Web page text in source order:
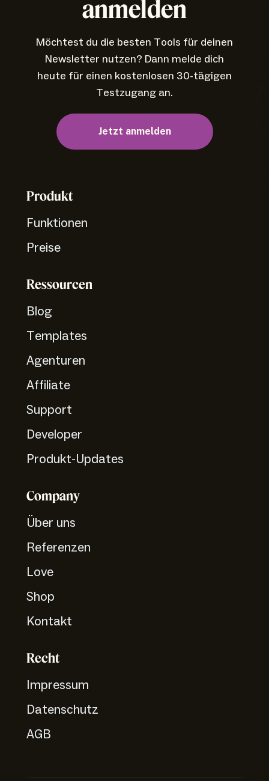
anmelden
Möchtest du die besten Tools für deinen
Newsletter nutzen? Dann melde dich
heute für einen kostenlosen 30-tägigen
Testzugang an.
Jetzt anmelden
Produkt
Funktionen
Preise
Ressourcen
Blog
Templates
Agenturen
Affiliate
Support
Developer
Produkt-Updates
Company
Über uns
Referenzen
Love
Shop
Kontakt
Recht
Impressum
Datenschutz
AGB